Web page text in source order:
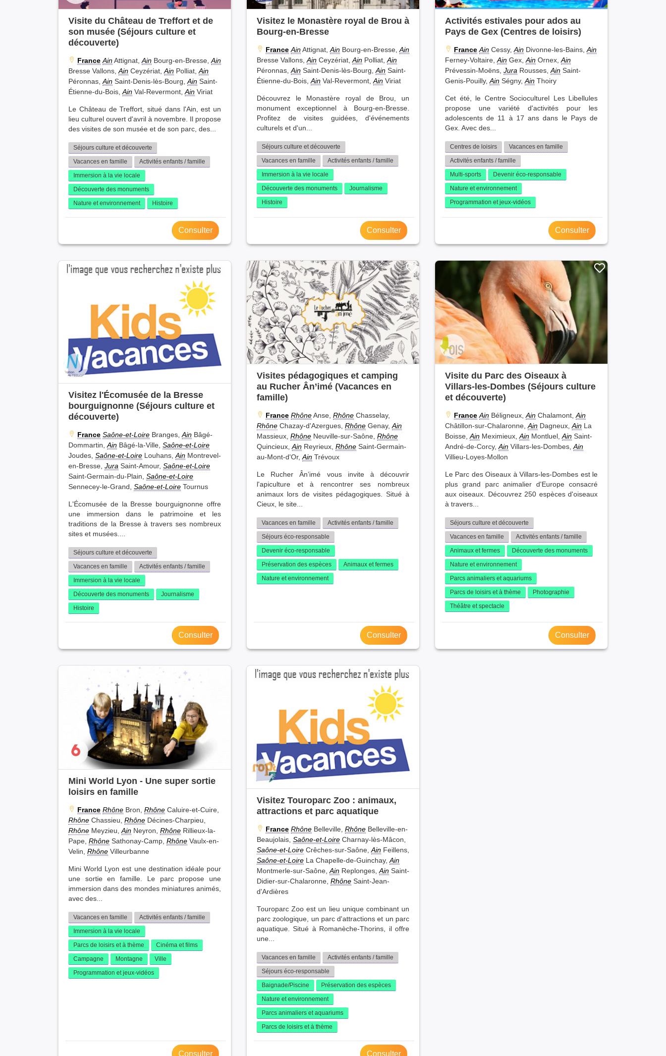
Visite du Château de Treffort et de
son musée (Séjours culture et
découverte)
France AinAttignat, Ain Bourg-en-Bresse, Ain
Bresse Vallons, Ain Ceyzériat, Ain Polliat, Ain
Péronnas, Ain Saint-Denis-lès-Bourg, Ain Saint-
Étienne-du-Bois, Ain Val-Revermont, Ain Viriat
Le Château de Treffort, situé dans l'Ain, est un
lieu culturel ouvert d'avril à novembre. Il propose
des visites de son musée et de son parc, des...
Séjours culture et découverte
Vacances en famille
Activités enfants / famille
Immersion à la vie locale
Découverte des monuments
Nature et environnement
Histoire
Consulter
Visitez le Monastère royal de Brou à
Bourg-en-Bresse
France AinAttignat, Ain Bourg-en-Bresse, Ain
Bresse Vallons, Ain Ceyzériat, Ain Polliat, Ain
Péronnas, Ain Saint-Denis-lès-Bourg, Ain Saint-
Étienne-du-Bois, Ain Val-Revermont, Ain Viriat
Découvrez le Monastère royal de Brou, un
monument exceptionnel à Bourg-en-Bresse.
Profitez de visites guidées, d'événements
culturels et d'un...
Séjours culture et découverte
Vacances en famille
Activités enfants / famille
Immersion à la vie locale
Découverte des monuments
Journalisme
Histoire
Consulter
Activités estivales pour ados au
Pays de Gex (Centres de loisirs)
France Ain Cessy, Ain Divonne-les-Bains, Ain
Ferney-Voltaire, Ain Gex, Ain Ornex, Ain
Prévessin-Moëns, Jura Rousses, Ain Saint-
Genis-Pouilly, Ain Ségny, Ain Thoiry
Cet été, le Centre Socioculturel Les Libellules
propose une variété d'activités pour les
adolescents de 11 à 17 ans dans le Pays de
Gex. Avec des...
Centres de loisirs
Vacances en famille
Activités enfants / famille
Multi-sports
Devenir éco-responsable
Nature et environnement
Programmation et jeux-vidéos
Consulter
Visitez l'Écomusée de la Bresse
bourguignonne (Séjours culture et
découverte)
France Saône-et-Loire Branges, Ain Bâgé-
Dommartin, Ain Bâgé-la-Ville, Saône-et-Loire
Joudes, Saône-et-Loire Louhans, Ain Montrevel-
en-Bresse, Jura Saint-Amour, Saône-et-Loire
Saint-Germain-du-Plain, Saône-et-Loire
Sennecey-le-Grand, Saône-et-Loire Tournus
L'Écomusée de la Bresse bourguignonne offre
une immersion dans le patrimoine et les
traditions de la Bresse à travers ses nombreux
sites et musées....
Séjours culture et découverte
Vacances en famille
Activités enfants / famille
Immersion à la vie locale
Découverte des monuments
Journalisme
Histoire
Consulter
Visites pédagogiques et camping
au Rucher Ân’imé (Vacances en
famille)
France RhôneAnse, Rhône Chasselay,
Rhône Chazay-d'Azergues, Rhône Genay,Ain
Massieux, Rhône Neuville-sur-Saône, Rhône
Quincieux,Ain Reyrieux, Rhône Saint-Germain-
au-Mont-d'Or,Ain Trévoux
Le Rucher Ân’imé vous invite à découvrir
l'apiculture et à rencontrer ses nombreux
animaux lors de visites pédagogiques. Situé à
Cieux, le site...
Vacances en famille
Activités enfants / famille
Séjours éco-responsable
Devenir éco-responsable
Préservation des espèces
Animaux et fermes
Nature et environnement
Consulter
Visite du Parc des Oiseaux à
Villars-les-Dombes (Séjours culture
et découverte)
France Ain Béligneux,Ain Chalamont,Ain
Châtillon-sur-Chalaronne,Ain Dagneux,Ain La
Boisse,Ain Meximieux,Ain Montluel,Ain Saint-
André-de-Corcy,Ain Villars-les-Dombes,Ain
Villieu-Loyes-Mollon
Le Parc des Oiseaux à Villars-les-Dombes est le
plus grand parc animalier d'Europe consacré
aux oiseaux. Découvrez 250 espèces d'oiseaux
à travers...
Séjours culture et découverte
Vacances en famille
Activités enfants / famille
Animaux et fermes
Découverte des monuments
Nature et environnement
Parcs animaliers et aquariums
Parcs de loisirs et à thème
Photographie
Théâtre et spectacle
Consulter
Mini World Lyon - Une super sortie
loisirs en famille
France Rhône Bron, Rhône Caluire-et-Cuire,
Rhône Chassieu, Rhône Décines-Charpieu,
Rhône Meyzieu, Ain Neyron, Rhône Rillieux-la-
Pape, Rhône Sathonay-Camp, Rhône Vaulx-en-
Velin, Rhône Villeurbanne
Mini World Lyon est une destination idéale pour
une sortie en famille. Le parc propose une
immersion dans des mondes miniatures animés,
avec des...
Vacances en famille
Activités enfants / famille
Immersion à la vie locale
Parcs de loisirs et à thème
Cinéma et films
Campagne
Montagne
Ville
Programmation et jeux-vidéos
Consulter
Visitez Touroparc Zoo : animaux,
attractions et parc aquatique
France Rhône Belleville, Rhône Belleville-en-
Beaujolais, Saône-et-Loire Charnay-lès-Mâcon,
Saône-et-Loire Crêches-sur-Saône, Ain Feillens,
Saône-et-Loire La Chapelle-de-Guinchay, Ain
Montmerle-sur-Saône, Ain Replonges, Ain Saint-
Didier-sur-Chalaronne, Rhône Saint-Jean-
d'Ardières
Touroparc Zoo est un lieu unique combinant un
parc zoologique, un parc d'attractions et un parc
aquatique. Situé à Romanèche-Thorins, il offre
une...
Vacances en famille
Activités enfants / famille
Séjours éco-responsable
Baignade/Piscine
Préservation des espèces
Nature et environnement
Parcs animaliers et aquariums
Parcs de loisirs et à thème
Consulter